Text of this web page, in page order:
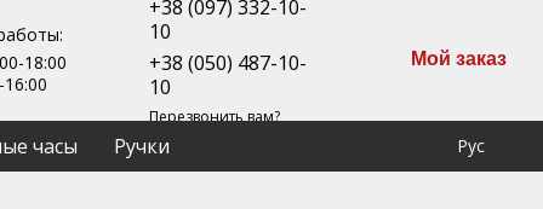
18:00
+38 (097) 332-10-
10
+38 (050) 487-10-
10
Перезвонить вам?
Мой заказ
часы Ручки Рус